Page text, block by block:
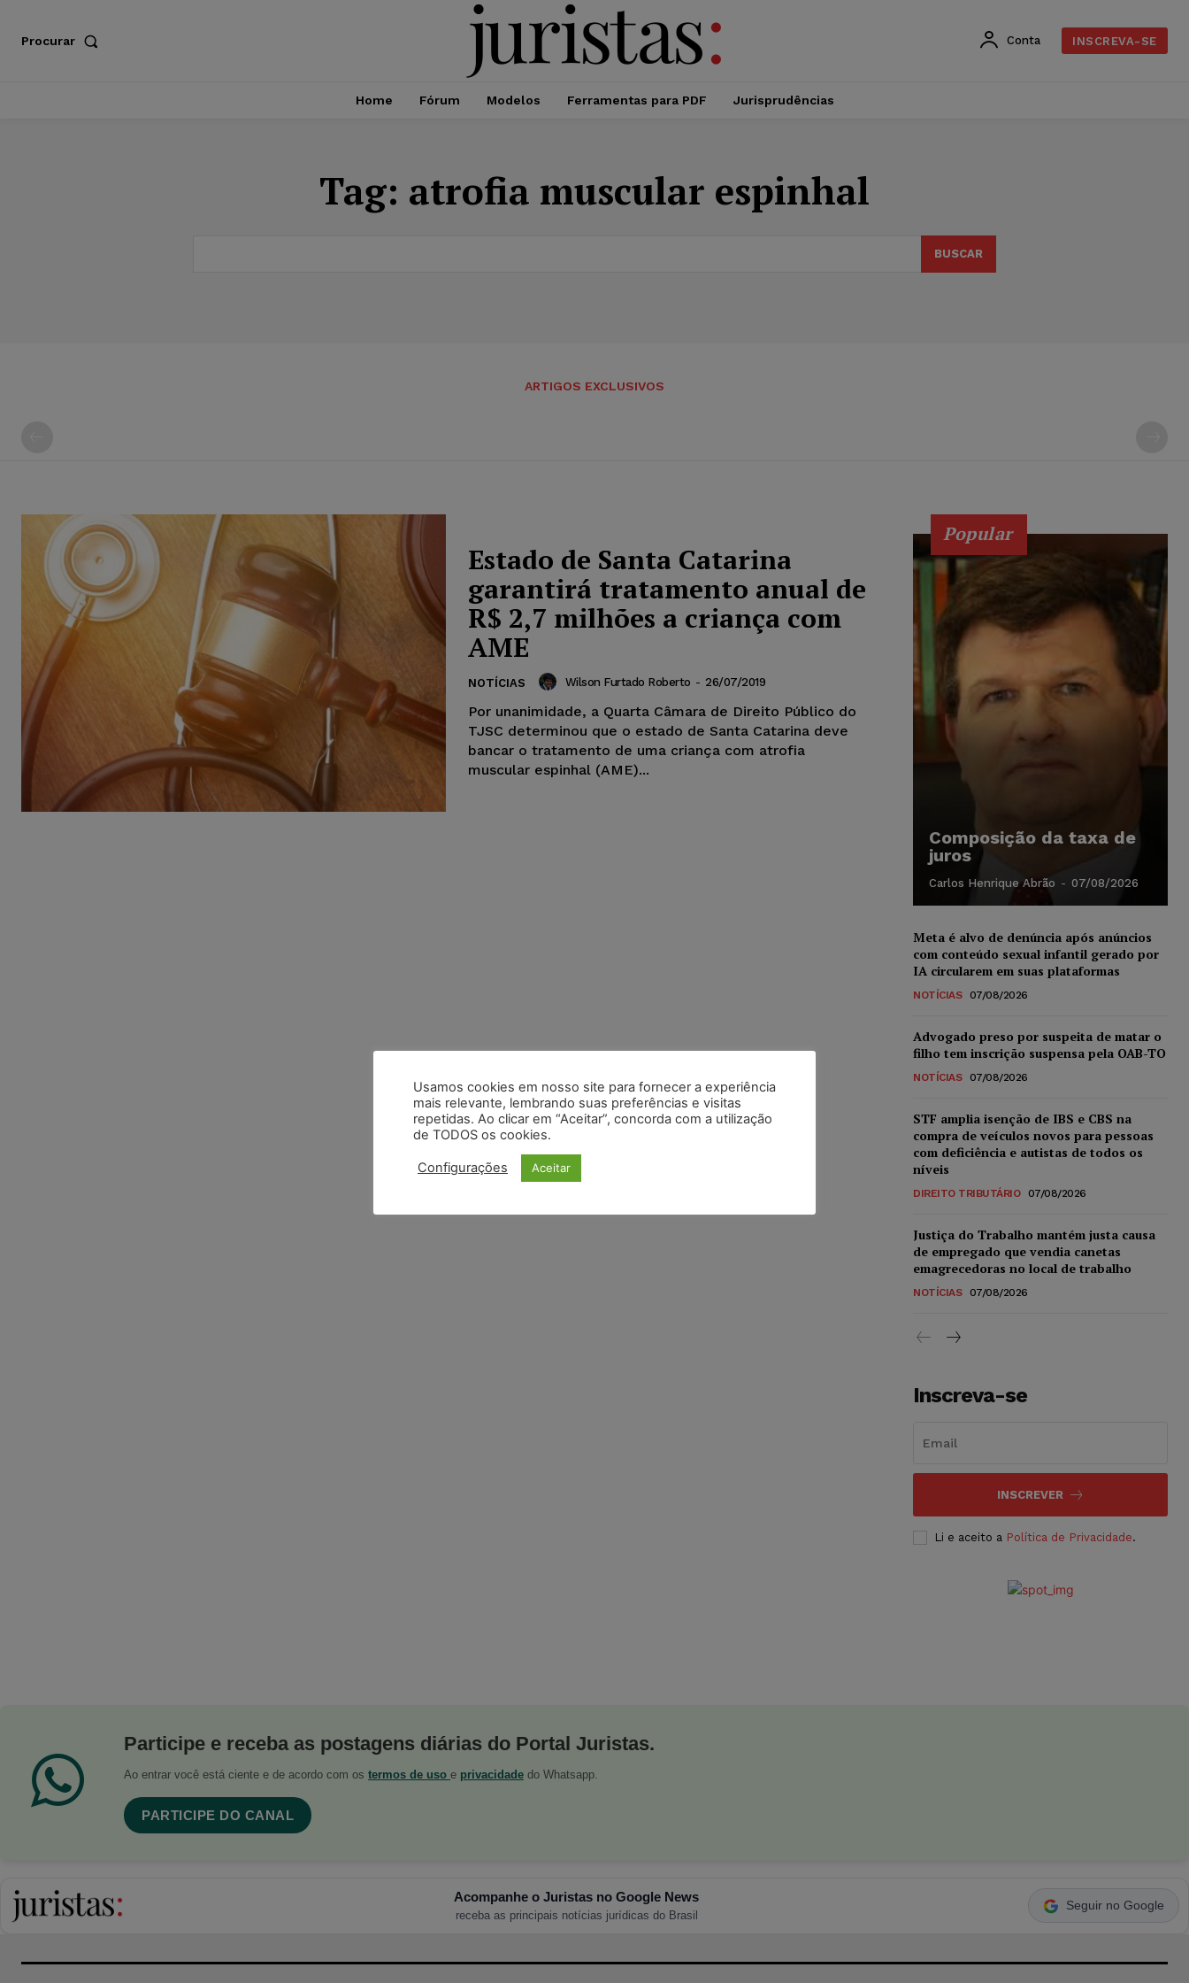
Procurar Conta INSCREVA-SE
Home Fórum Modelos Ferramentas para PDF Jurisprudências
Tag: atrofia muscular espinhal
BUSCAR
ARTIGOS EXCLUSIVOS
Estado de Santa Catarina
garantirá tratamento anual de
R$ 2,7 milhões a criança com
AME
NOTÍCIAS Wilson Furtado Roberto - 26/07/2019
Por unanimidade, a Quarta Câmara de Direito Público do
TJSC determinou que o estado de Santa Catarina deve
bancar o tratamento de uma criança com atrofia
muscular espinhal (AME)...
Popular
Composição da taxa de
juros
Carlos Henrique Abrão - 07/08/2026
Meta é alvo de denúncia após anúncios
com conteúdo sexual infantil gerado por
IA circularem em suas plataformas
NOTÍCIAS 07/08/2026
Advogado preso por suspeita de matar o
filho tem inscrição suspensa pela OAB-TO
NOTÍCIAS 07/08/2026
STF amplia isenção de IBS e CBS na
compra de veículos novos para pessoas
com deficiência e autistas de todos os
níveis
DIREITO TRIBUTÁRIO 07/08/2026
Justiça do Trabalho mantém justa causa
de empregado que vendia canetas
emagrecedoras no local de trabalho
NOTÍCIAS 07/08/2026
Inscreva-se
INSCREVER
Li e aceito a Política de Privacidade.
Participe e receba as postagens diárias do Portal Juristas.
Ao entrar você está ciente e de acordo com os termos de uso e privacidade do Whatsapp.
PARTICIPE DO CANAL
Acompanhe o Juristas no Google News
receba as principais notícias jurídicas do Brasil
Seguir no Google
Usamos cookies em nosso site para fornecer a experiência
mais relevante, lembrando suas preferências e visitas
repetidas. Ao clicar em “Aceitar”, concorda com a utilização
de TODOS os cookies.
Configurações Aceitar